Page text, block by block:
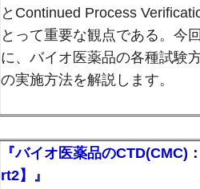
とContinued Process
とって重要な観点である。今
に、バイオ医薬品の各種試験
の実施方法を解説します。
『バイオ医薬品の
rt2】』